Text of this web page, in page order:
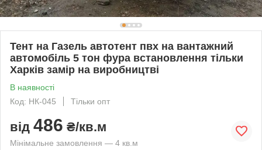
Тент на Газель автотент пвх на вантажний
автомобіль 5 тон фура встановлення тільки
Харків замір на виробництві
В наявності
Код: НК-045
Тільки опт
від 486 ₴/кв.м
Мінімальне замовлення — 4 кв.м